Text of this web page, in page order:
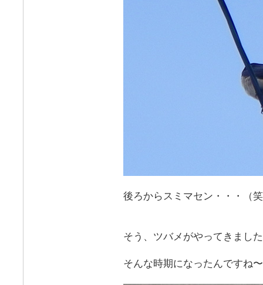
後ろからスミマセン・・・（
そう、ツバメがやってきまし
そんな時期になったんですね